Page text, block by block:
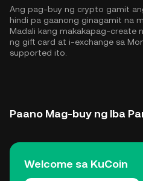
Ang pag-buy ng crypto gamit
hindi pa gaanong ginagamit na
Madali kang makakapag-create
ng gift card at i-exchange sa
supported ito.
Paano Mag-buy ng Iba
Welcome sa KuCoin